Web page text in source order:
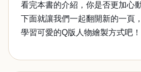
看完本書的介紹，你是否更加心
下面就讓我們一起翻開新的一頁，
學習可愛的Q版人物繪製方式吧！